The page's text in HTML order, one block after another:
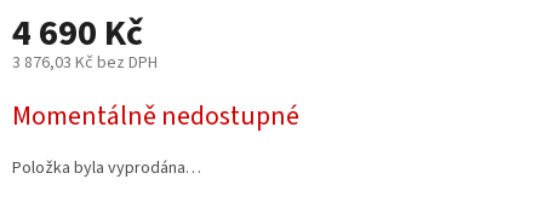
4 690 Kč
3 876,03 Kč bez DPH
cena:
Momentálně nedostupné
Položka byla vyprodána…